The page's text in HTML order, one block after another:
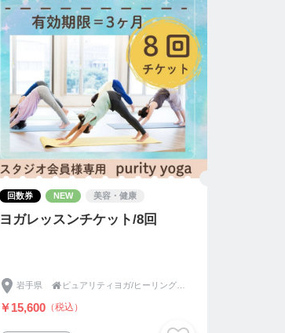
回数券 NEW 美容・健康
ヨガレッスンチケット/8回
岩手県 
￥15,600 （税込）